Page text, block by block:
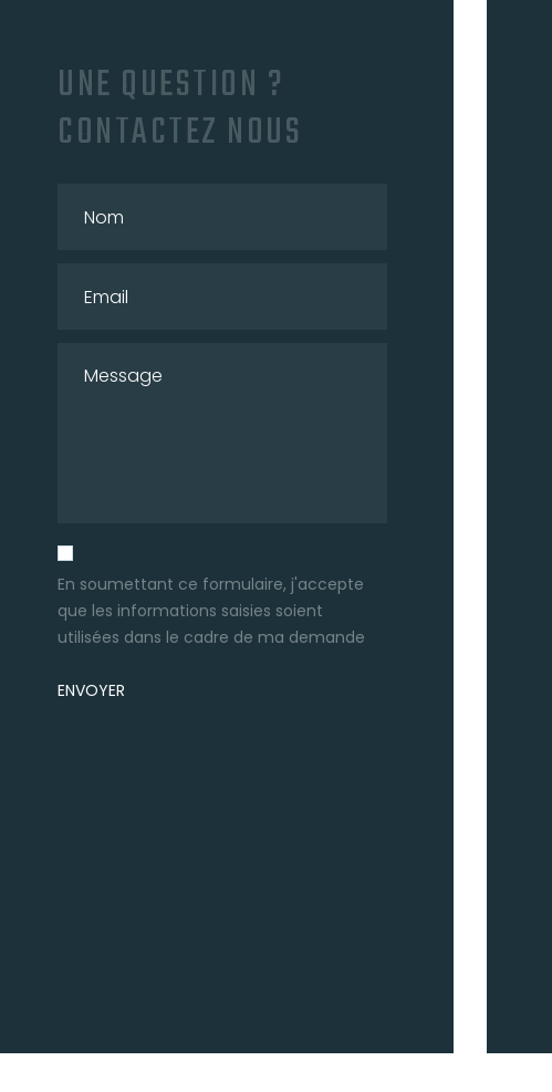
UNE QUESTION ?
CONTACTEZ NOUS
En soumettant ce formulaire, j'accepte
que les informations saisies soient
utilisées dans le cadre de ma demande
ENVOYER